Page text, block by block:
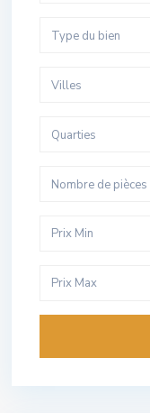
Type du bien
Villes
Quarties
Nombre de pièces